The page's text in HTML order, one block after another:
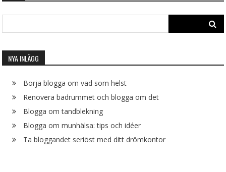
for:
NYA INLÄGG
Börja blogga om vad som helst
Renovera badrummet och blogga om det
Blogga om tandblekning
Blogga om munhälsa: tips och idéer
Ta bloggandet seriöst med ditt drömkontor